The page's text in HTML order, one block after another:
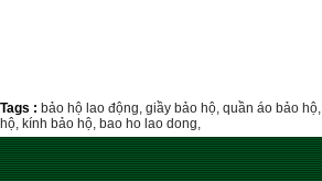
Tags : bảo hộ lao động, giầy bảo hộ, quần áo bảo hộ,
hộ, kính bảo hộ, bao ho lao dong,